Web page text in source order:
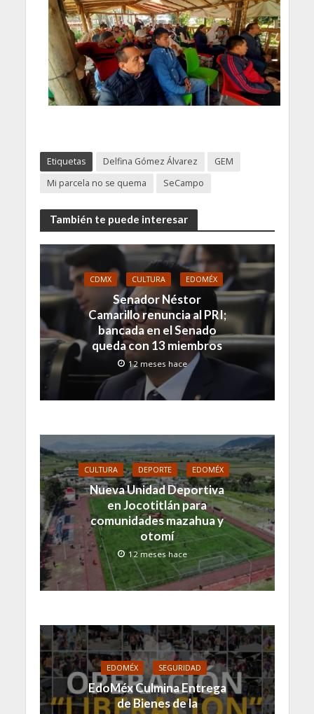
Etiquetas Delfina Gómez Álvarez
GEM
Mi parcela no se quema
SeCampo
También te puede interesar
CDMX CULTURA EDOMÉX
Senador Néstor
Camarillo renuncia al PRI;
bancada en el Senado
queda con 13 miembros
12 meses hace
CULTURA DEPORTE EDOMÉX
Nueva Unidad Deportiva
en Jocotitlán para
comunidades mazahua y
otomí
12 meses hace
EDOMÉX SEGURIDAD
EdoMéx Culmina Entrega
de Bienes de la